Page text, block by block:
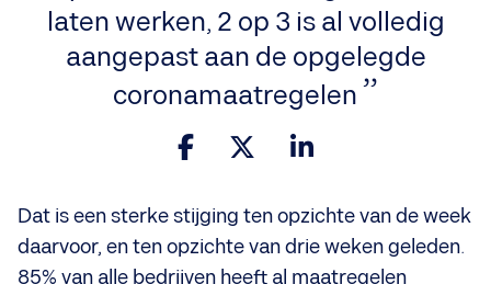
laten werken, 2 op 3 is al volledig
aangepast aan de opgelegde
coronamaatregelen
Dat is een sterke stijging ten opzichte van de week
daarvoor, en ten opzichte van drie weken geleden.
85% van alle bedrijven heeft al maatregelen